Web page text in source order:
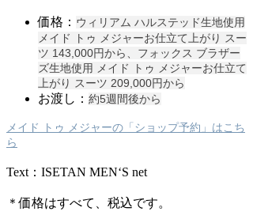
価格： ウィリアム ハルステッド生地使用
メイド トゥ メジャーお仕立て上がり スー
ツ 143 ,000円から、フォックス ブラザー
ズ生地使用 メイド トゥ メジャーお仕立て
上がり スーツ 209,000円から
お渡し： 約5週間後から
メイド トゥ メジャーの「ショップ予約」はこち
ら
Text：ISETAN MEN‘S net
＊価格はすべて、税込です。